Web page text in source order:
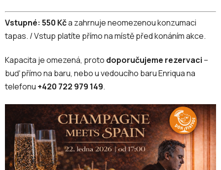
Vstupné: 550 Kča zahrnuje neomezenou konzumaci
tapas. / Vstup platíte přímo na místě před konáním akce.
Kapacita je omezená, proto doporučujeme rezervaci –
buď přímo na baru, nebo u vedoucího baru Enriqua na
telefonu +420 722 979 149.